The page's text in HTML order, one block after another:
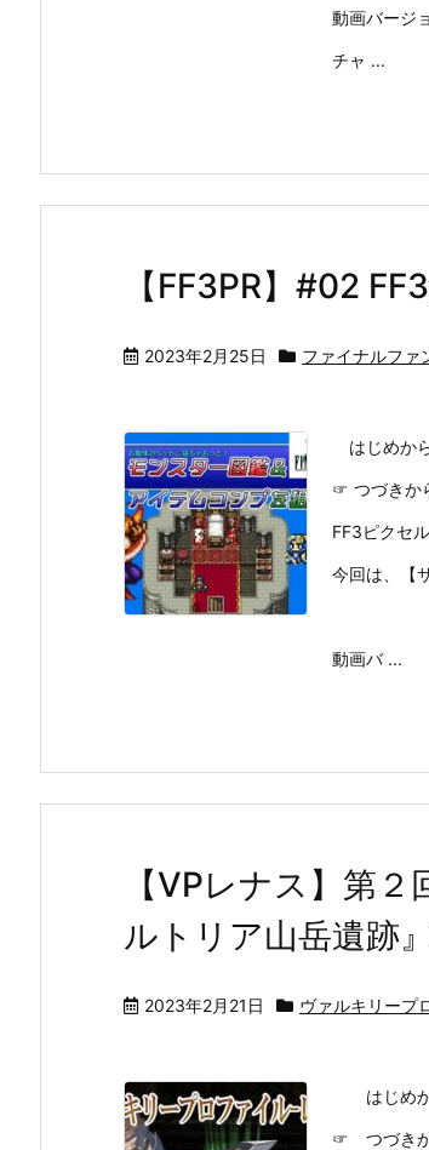
動画バージ
チャ ...
【FF3PR】#02
2023年2月25日 ファイナルファ
はじめか
☞ つづき
FF3ピクセ
今回は、【
動画バ ...
【VPレナス】第
ルトリア山岳遺跡
2023年2月21日 ヴァルキリープ
はじめ
☞ つづき